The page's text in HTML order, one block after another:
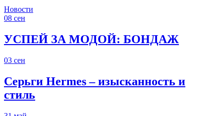
Новости
08 сен
УСПЕЙ ЗА МОДОЙ: БОНДАЖ
03 сен
Серьги Hermes – изысканность и
стиль